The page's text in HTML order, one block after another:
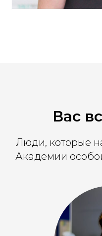
Вас
Люди, которые
Академии